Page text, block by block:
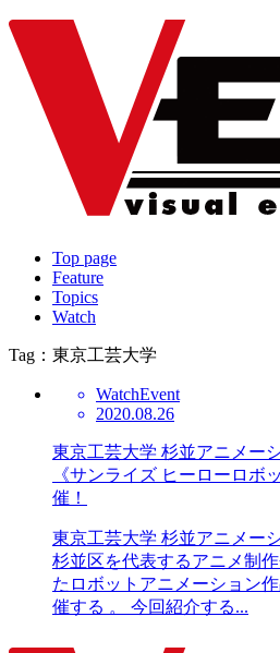
Top page
Feature
Topics
Watch
Tag：東京工芸大学
WatchEvent
2020.08.26
東京工芸大学 杉並アニメー
《サンライズ ヒーローロボ
催！
東京工芸大学 杉並アニメー
杉並区を代表するアニメ制
たロボットアニメーション
催する 。 今回紹介する...